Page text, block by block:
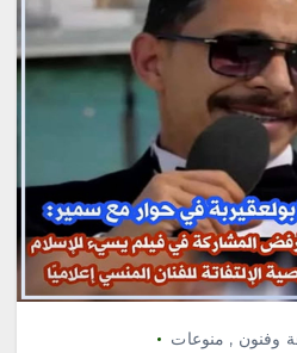
وفنون , منوعات
محنشي رئيسةً لصالون
الثقافي بجمعية الأدب
8, 2026